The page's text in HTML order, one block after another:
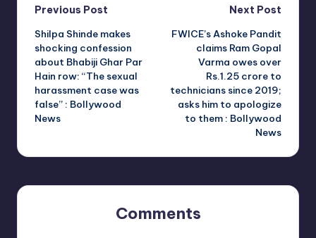
Post
navigation
Previous Post
Shilpa Shinde makes
shocking confession
about Bhabiji Ghar Par
Hain row: “The sexual
harassment case was
false” : Bollywood
News
Next Post
FWICE’s Ashoke Pandit
claims Ram Gopal
Varma owes over
Rs.1.25 crore to
technicians since 2019;
asks him to apologize
to them : Bollywood
News
Comments